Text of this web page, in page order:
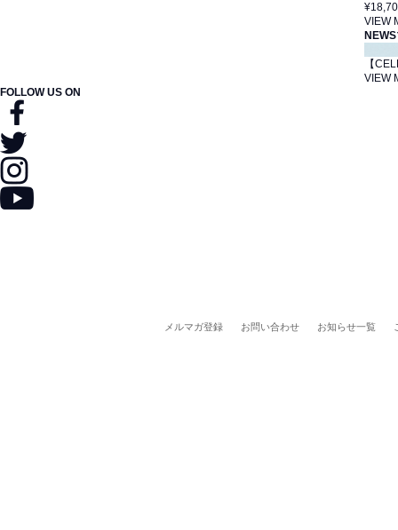
VIEW
NEWS
【
VIEW
FOLLOW US ON
メルマガ登録 お問い合わせ お知らせ一覧